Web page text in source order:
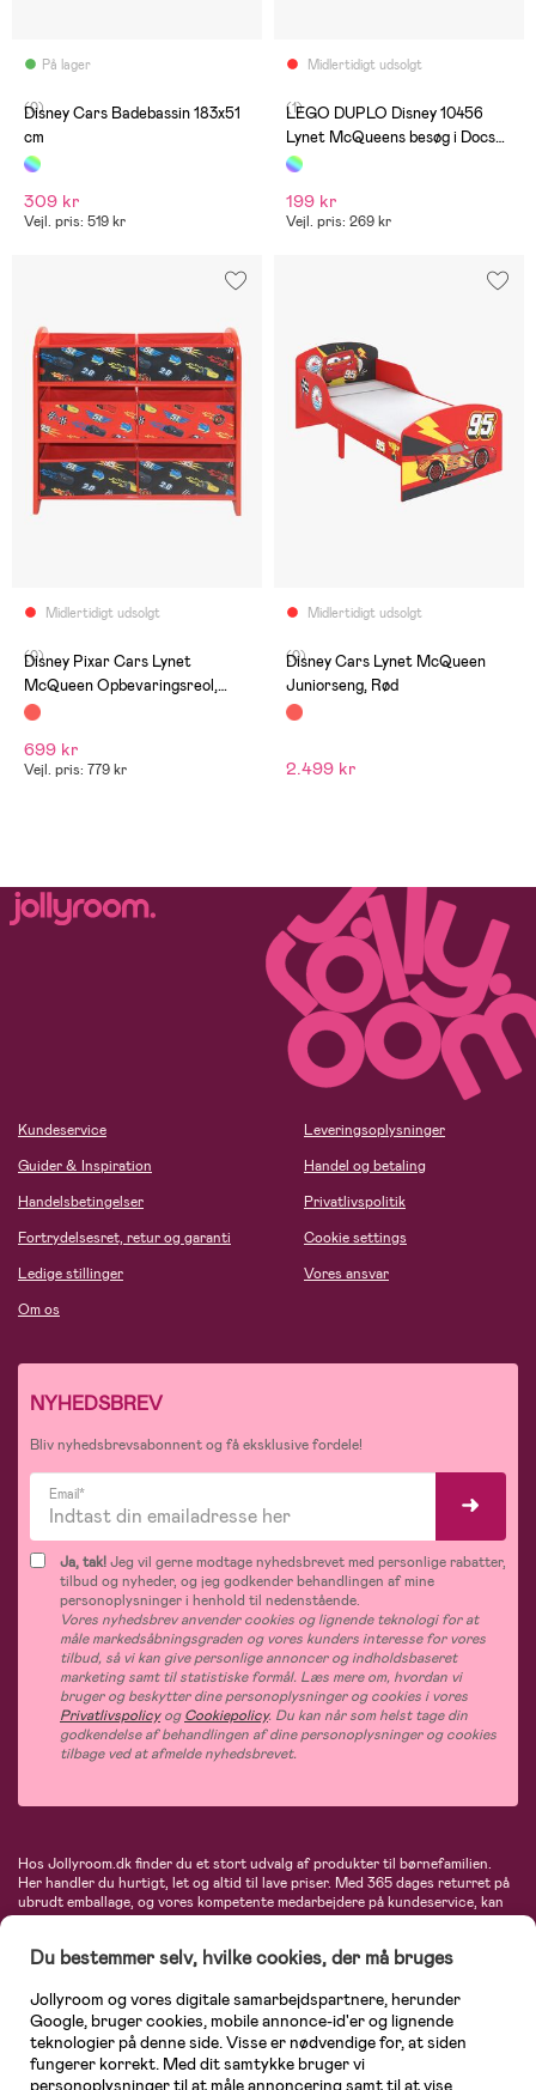
På lager
(0)
Disney Cars Badebassin 183x51
cm
309 kr
Vejl. pris: 519 kr
Midlertidigt udsolgt
(1)
LEGO DUPLO Disney 10456
Lynet McQueens besøg i Docs
værksted
199 kr
Vejl. pris: 269 kr
Midlertidigt udsolgt
(0)
Disney Pixar Cars Lynet
McQueen Opbevaringsreol,
Rød/Sort
699 kr
Vejl. pris: 779 kr
Midlertidigt udsolgt
(0)
Disney Cars Lynet McQueen
Juniorseng, Rød
2.499 kr
Kundeservice
Guider & Inspiration
Handelsbetingelser
Fortrydelsesret, retur og garanti
Ledige stillinger
Om os
Leveringsoplysninger
Handel og betaling
Privatlivspolitik
Cookie settings
Vores ansvar
NYHEDSBREV
Bliv nyhedsbrevsabonnent og få eksklusive fordele!
Email*
Ja, tak!Jeg vil gerne modtage nyhedsbrevet med personlige rabatter,
tilbud og nyheder, og jeg godkender behandlingen af mine
personoplysninger i henhold til nedenstående.
Vores nyhedsbrev anvender cookies og lignende teknologi for at
måle markedsåbningsgraden og vores kunders interesse for vores
tilbud, så vi kan give personlige annoncer og indholdsbaseret
marketing samt til statistiske formål. Læs mere om, hvordan vi
bruger og beskytter dine personoplysninger og cookies i vores
PrivatlivspolicyogCookiepolicy. Du kan når som helst tage din
godkendelse af behandlingen af dine personoplysninger og cookies
tilbage ved at afmelde nyhedsbrevet.
Hos Jollyroom.dk finder du et stort udvalg af produkter til børnefamilien.
Her handler du hurtigt, let og altid til lave priser. Med 365 dages returret på
ubrudt emballage, og vores kompetente medarbejdere på kundeservice, kan
du føle dig helt tryg, når du handler hos os. I vores udvalg finder du
mødre, indretning og inspiration, legetøj, babyudstyr og meget mere. Vi
Jogger, BabyBjörn, Didriksons, KidKraft, Ergobaby, Phillips Avent, Neonate,
Cybex, LEGO og mange flere. Kort sagt - et kæmpe sortiment venter på dig!
Du bestemmer selv, hvilke cookies, der må bruges
Jollyroom og vores digitale samarbejdspartnere, herunder
Google, bruger cookies, mobile annonce-id'er og lignende
teknologier på denne side. Visse er nødvendige for, at siden
fungerer korrekt. Med dit samtykke bruger vi
personoplysninger til at måle annoncering samt til at vise